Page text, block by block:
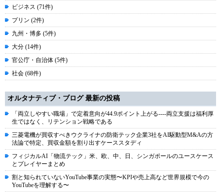
ビジネス (71件)
プリン (2件)
九州・博多 (5件)
大分 (14件)
官公庁・自治体 (5件)
社会 (68件)
オルタナティブ・ブログ 最新の投稿
「両立しやすい職場」で定着意向が44.9ポイント上がる----両立支援は福利厚
生ではなく、リテンション戦略である
三菱電機が買収すべきウクライナの防衛テック企業3社をAI駆動型M&Aの方
法論で特定、買収金額を割り出すケーススタディ
フィジカルAI「物流テック」米、欧、中、日、シンガポールのユースケース
とプレイヤーまとめ
割と知られていないYouTube事業の実態〜KPIや売上高など世界規模で今の
YouTubeを理解する〜